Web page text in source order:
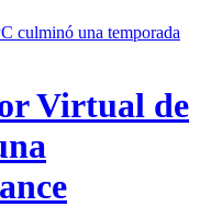
Virtual de